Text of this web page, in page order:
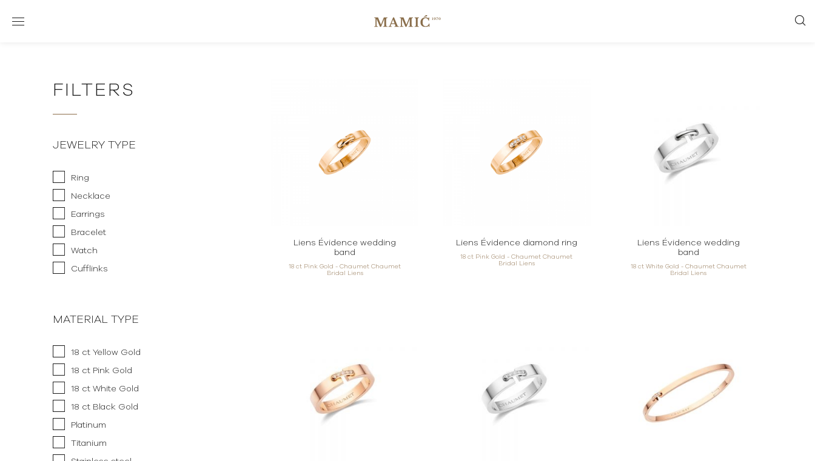
Liens Évidence wedding
band
18 ct Pink Gold - Chaumet Chaumet
Bridal Liens
Liens Évidence diamond ring
18 ct Pink Gold - Chaumet Chaumet
Bridal Liens
Liens Évidence wedding
band
18 ct White Gold - Chaumet Chaumet
Bridal Liens
FILTERS
JEWELRY TYPE
Ring
Necklace
Earrings
Bracelet
Watch
Cufflinks
MATERIAL TYPE
18 ct Yellow Gold
18 ct Pink Gold
18 ct White Gold
18 ct Black Gold
Platinum
Titanium